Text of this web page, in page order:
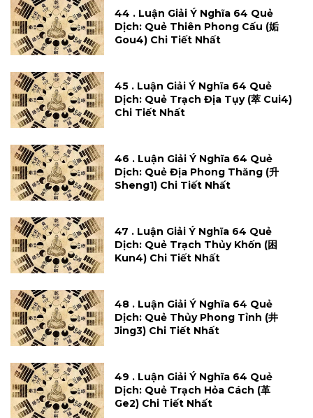
44 . Luận Giải Ý Nghĩa 64 Quẻ
Dịch: Quẻ Thiên Phong Cấu (姤
Gou4) Chi Tiết Nhất
45 . Luận Giải Ý Nghĩa 64 Quẻ
Dịch: Quẻ Trạch Địa Tụy (萃 Cui4)
Chi Tiết Nhất
46 . Luận Giải Ý Nghĩa 64 Quẻ
Dịch: Quẻ Địa Phong Thăng (升
Sheng1) Chi Tiết Nhất
47 . Luận Giải Ý Nghĩa 64 Quẻ
Dịch: Quẻ Trạch Thủy Khốn (困
Kun4) Chi Tiết Nhất
48 . Luận Giải Ý Nghĩa 64 Quẻ
Dịch: Quẻ Thủy Phong Tỉnh (井
Jing3) Chi Tiết Nhất
49 . Luận Giải Ý Nghĩa 64 Quẻ
Dịch: Quẻ Trạch Hỏa Cách (革
Ge2) Chi Tiết Nhất